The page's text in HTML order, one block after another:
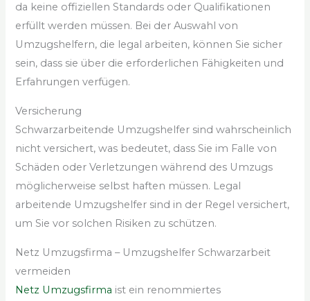
da keine offiziellen Standards oder Qualifikationen
erfüllt werden müssen. Bei der Auswahl von
Umzugshelfern, die legal arbeiten, können Sie sicher
sein, dass sie über die erforderlichen Fähigkeiten und
Erfahrungen verfügen.
Versicherung
Schwarzarbeitende Umzugshelfer sind wahrscheinlich
nicht versichert, was bedeutet, dass Sie im Falle von
Schäden oder Verletzungen während des Umzugs
möglicherweise selbst haften müssen. Legal
arbeitende Umzugshelfer sind in der Regel versichert,
um Sie vor solchen Risiken zu schützen.
Netz Umzugsfirma – Umzugshelfer Schwarzarbeit
vermeiden
Netz Umzugsfirma ist ein renommiertes